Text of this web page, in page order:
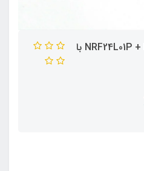
ماژول ترنسیور NRF24L01P + PA + LNA با